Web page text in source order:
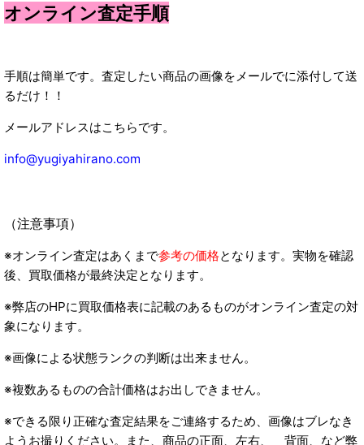
オンライン査定手順
手順は簡単です。査定したい商品の画像をメールでに添付して送
るだけ！！
メールアドレスはこちらです。
info@yugiyahirano.com
（注意事項）
※オンライン査定はあくまで参考の価格となります。実物を確認
後、買取価格が最終決定となります。
※弊店のHPに買取価格表に記載のあるものがオンライン査定の対
象になります。
※画像による状態ランクの判断は出来ません。
※複数あるものの合計価格はお出しできません。
※できる限り正確な査定結果をご連絡するため、画像はブレなき
ようお撮りください。また、商品の正面、左右、 背面、など弊